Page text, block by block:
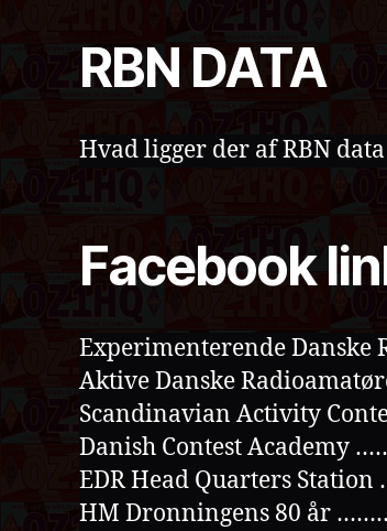
RBN DATA
Hvad ligger der af RBN
Facebook
Experimenterende Danske
Aktive Danske
Scandinavian Activity
Danish Contest Academy
EDR Head Quarters
HM Dronningens 80 år